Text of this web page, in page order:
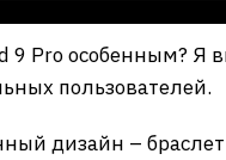
9 Pro особенным?
пользователей.
дизайн –